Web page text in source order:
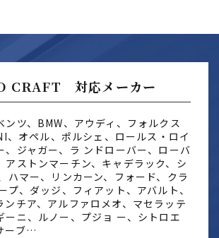
CRAFT 対応メーカー
ンツ、BMW、アウディ、フォルクス
、オペル、ポルシェ、ロールス・ロイ
、ジャガー、ラ ンドローバー、ローバ
アストンマーチン、キャデラック、シ
ハマー、リンカーン、フォード、クラ
プ、ダッジ、フィアット、アバルト、
ンチア、アルファロメオ、マセラッテ
ーニ、ルノー、プジョ ー、シトロエ
ーブ…